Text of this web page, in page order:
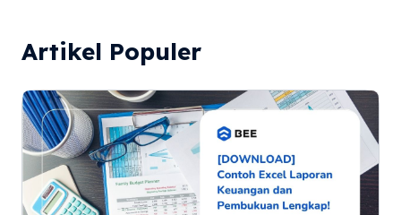
Artikel Populer